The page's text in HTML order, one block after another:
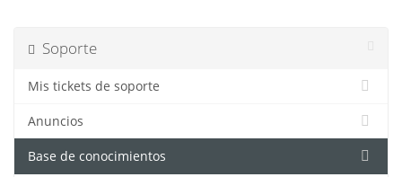
Soporte
Mis tickets de soporte
Anuncios
Base de conocimientos